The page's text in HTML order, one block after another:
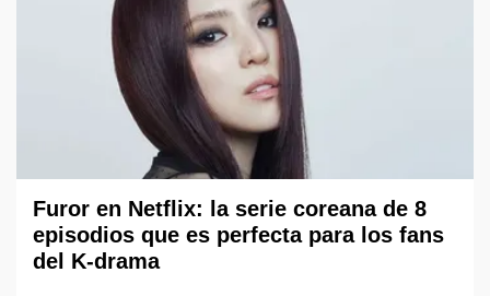
Furor en Netflix: la serie coreana de 8
episodios que es perfecta para los fans
del K-drama